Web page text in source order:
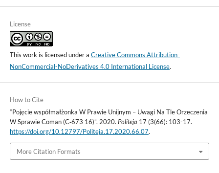
License
This work is licensed under a Creative Commons Attribution-
NonCommercial-NoDerivatives 4.0 International License.
How to Cite
“Pojęcie współmałżonka W Prawie Unijnym – Uwagi Na Tle Orzeczenia
W Sprawie Coman (C‑673 16)”. 2020. Politeja 17 (3(66): 103-17.
https://doi.org/10.12797/Politeja.17.2020.66.07.
More Citation Formats